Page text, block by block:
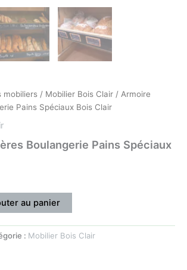
mobiliers / Mobilier Bois Clair / Armoire
Pains Spéciaux Bois Clair
Boulangerie Pains Spéciaux
au panier
: Mobilier Bois Clair